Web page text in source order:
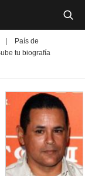
País de
tu biografía